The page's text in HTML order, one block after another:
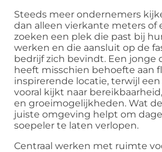
Steeds meer ondernemers
dan alleen vierkante meters of
zoeken een plek die past bij
werken en die aansluit op de
bedrijf zich bevindt. Een jonge
heeft misschien behoefte aan
inspirerende locatie, terwijl
vooral kijkt naar
en groeimogelijkheden. Wat
juiste omgeving helpt om
soepeler te laten verlopen.
Centraal werken met ruimte